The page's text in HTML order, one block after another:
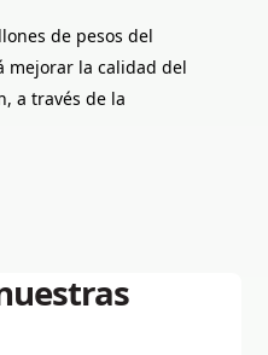
de pesos del
mejorar la calidad del
a través de la